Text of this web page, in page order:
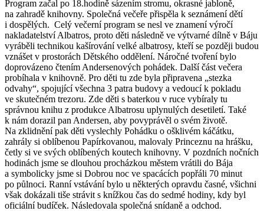
Program začal po 18.hodině sázením stromu, okrasné jabloně,
na zahradě knihovny. Společná večeře přispěla k seznámení dětí
i dospělých. Celý večerní program se nesl ve znamení výročí
nakladatelství Albatros, proto děti následně ve výtvarné dílně v Báju
vyráběli technikou kašírování velké albatrosy, kteří se později budou
vznášet v prostorách Dětského oddělení. Náročné tvoření bylo
doprovázeno čtením Andersenových pohádek. Další část večera
probíhala v knihovně. Pro děti tu zde byla připravena „stezka
odvahy“, spojující všechna 3 patra budovy a vedoucí k pokladu
ve skutečném trezoru. Zde děti s baterkou v ruce vybíraly tu
správnou knihu z produkce Albatrosu uplynulých desetiletí. Také
k nám dorazil pan Andersen, aby povyprávěl o svém životě.
Na zklidnění pak děti vyslechly Pohádku o ošklivém káčátku,
zahrály si oblíbenou Papírkovanou, malovaly Princeznu na hrášku,
četly si ve svých oblíbených koutech knihovny. V pozdních nočních
hodinách jsme se dlouhou procházkou městem vrátili do Bája
a symbolicky jsme si Dobrou noc ve spacácích popřáli 70 minut
po půlnoci. Ranní vstávání bylo u některých opravdu časné, všichni
však dokázali tiše strávit s knížkou čas do sedmé hodiny, kdy byl
oficiální budíček. Následovala společná snídaně a odchod.